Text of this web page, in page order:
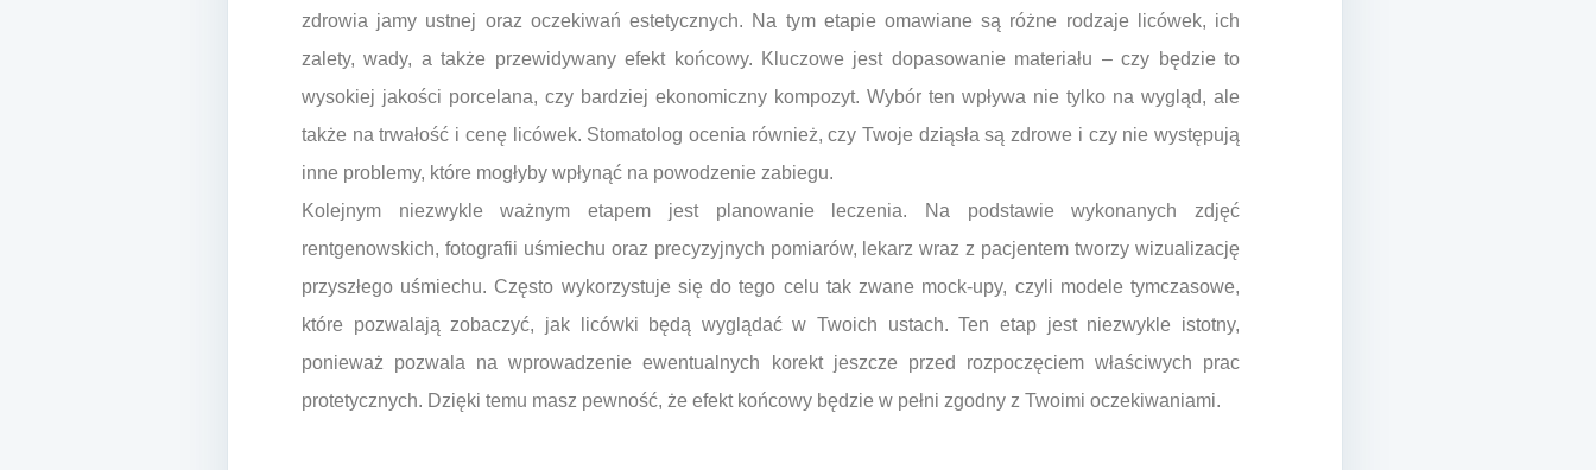
zdrowia jamy ustnej oraz oczekiwań estetycznych. Na tym etapie omawiane są różne rodzaje licówek, ich
zalety, wady, a także przewidywany efekt końcowy. Kluczowe jest dopasowanie materiału – czy będzie to
wysokiej jakości porcelana, czy bardziej ekonomiczny kompozyt. Wybór ten wpływa nie tylko na wygląd, ale
także na trwałość i cenę licówek. Stomatolog ocenia również, czy Twoje dziąsła są zdrowe i czy nie występują
inne problemy, które mogłyby wpłynąć na powodzenie zabiegu.
Kolejnym niezwykle ważnym etapem jest planowanie leczenia. Na podstawie wykonanych zdjęć
rentgenowskich, fotografii uśmiechu oraz precyzyjnych pomiarów, lekarz wraz z pacjentem tworzy wizualizację
przyszłego uśmiechu. Często wykorzystuje się do tego celu tak zwane mock-upy, czyli modele tymczasowe,
które pozwalają zobaczyć, jak licówki będą wyglądać w Twoich ustach. Ten etap jest niezwykle istotny,
ponieważ pozwala na wprowadzenie ewentualnych korekt jeszcze przed rozpoczęciem właściwych prac
protetycznych. Dzięki temu masz pewność, że efekt końcowy będzie w pełni zgodny z Twoimi oczekiwaniami.